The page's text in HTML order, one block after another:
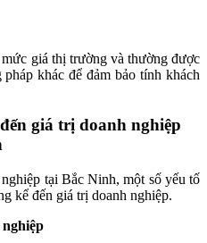
giá thị trường và thường được
khác để đảm bảo tính khách
giá trị doanh nghiệp
tại Bắc Ninh, một số yếu tố
kể đến giá trị doanh nghiệp.